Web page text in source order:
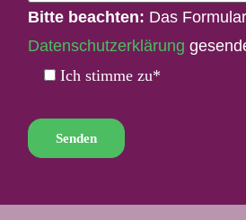
Bitte beachten: Das
Datenschutzerklärung
Ich stimme zu*